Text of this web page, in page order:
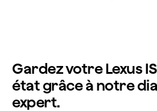
Gardez votre Lexus
état grâce à notre
expert.